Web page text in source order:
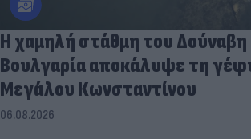
Η χαμηλή στάθμη του
Βουλγαρία αποκάλυψε τη
Μεγάλου Κωνσταντίνου
06.08.2026